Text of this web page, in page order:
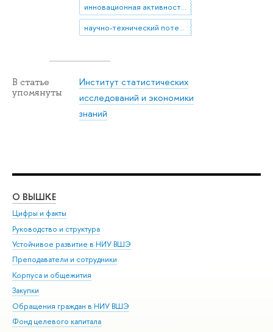
инновационная активность предприятий
научно-технический потенциал
В статье
упомянуты
Институт статистических
исследований и экономики
знаний
О ВЫШКЕ
Цифры и факты
Руководство и структура
Устойчивое развитие в НИУ ВШЭ
Преподаватели и сотрудники
Корпуса и общежития
Закупки
Обращения граждан в НИУ ВШЭ
Фонд целевого капитала